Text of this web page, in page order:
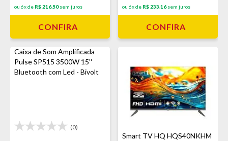
ou 6x de R$ 216,50sem juros
CONFIRA
ou 6x de R$ 233,16sem juros
CONFIRA
Caixa de Som Amplificada
Pulse SP515 3500W 15''
Bluetooth com Led - Bivolt
(0)
Smart TV HQ HQS40NKHM